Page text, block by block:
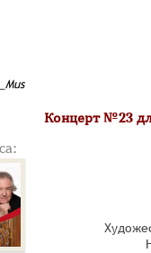
Концерт №23